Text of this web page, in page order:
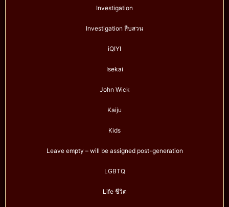
Investigation
Investigation สืบสวน
iQIYI
Isekai
John Wick
Kaiju
Kids
Leave empty – will be assigned post-generation
LGBTQ
Life ชีวิต